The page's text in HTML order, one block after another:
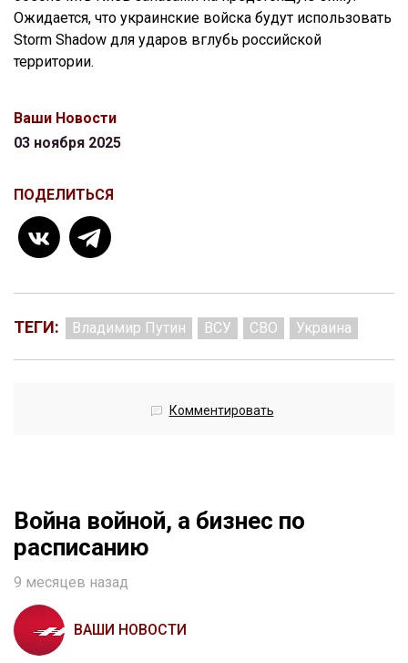
Ожидается, что украинские войска будут использовать
Storm Shadow для ударов вглубь российской
территории.
Ваши Новости
03 ноября 2025
ПОДЕЛИТЬСЯ
ТЕГИ: Владимир Путин ВСУ СВО Украина
Комментировать
Война войной, а бизнес по
расписанию
9 месяцев назад
ВАШИ НОВОСТИ